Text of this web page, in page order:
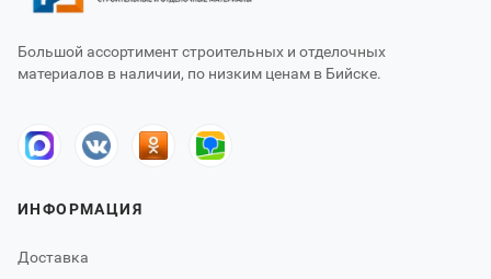
Большой ассортимент строительных и отделочных
материалов в наличии, по низким ценам в Бийске.
ИНФОРМАЦИЯ
Доставка